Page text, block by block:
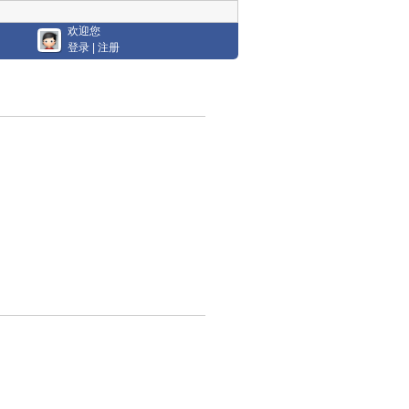
欢迎您
登录
注册